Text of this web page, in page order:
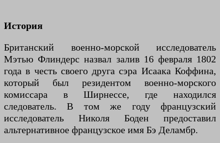
История
Британский военно-морской исследователь
Мэтью Флиндерс назвал залив 16 февраля 1802
года в честь своего друга сэра Исаака Коффина,
который был резидентом военно-морского
комиссара в Ширнессе, где находился
следователь. В том же году французский
исследователь Николя Боден предоставил
альтернативное французское имя Бэ Деламбр.